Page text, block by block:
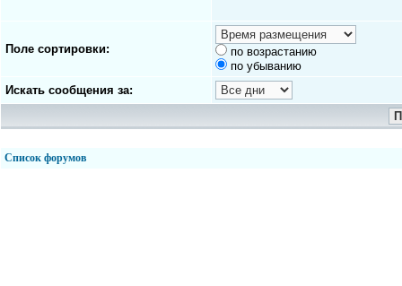
Поле сортировки:
по возрастанию
по убыванию
Искать сообщения за:
Список форумов